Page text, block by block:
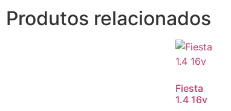
Produtos relacionados
Fiesta
1.4 16v